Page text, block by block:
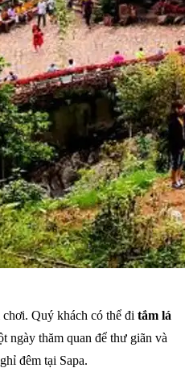
Quý khách có thể đi tắm lá
ngày thăm quan để thư giãn và
đêm tại Sapa.